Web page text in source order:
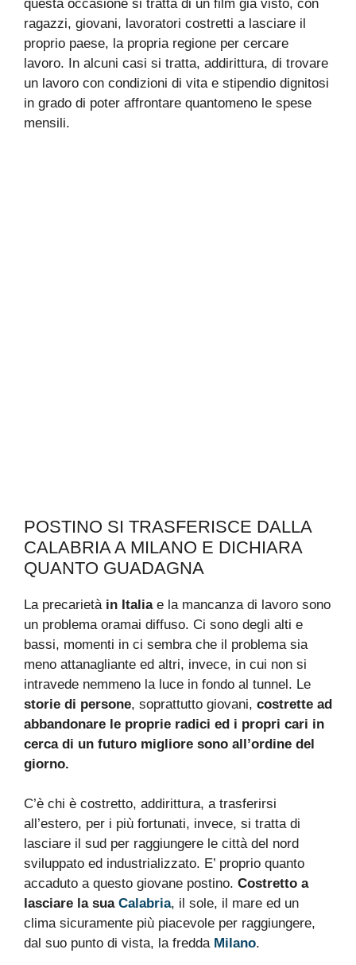
questa occasione si tratta di un film già visto, con
ragazzi, giovani, lavoratori costretti a lasciare il
proprio paese, la propria regione per cercare
lavoro. In alcuni casi si tratta, addirittura, di trovare
un lavoro con condizioni di vita e stipendio dignitosi
in grado di poter affrontare quantomeno le spese
mensili.
POSTINO SI TRASFERISCE DALLA
CALABRIA A MILANO E DICHIARA
QUANTO GUADAGNA
La precarietà in Italiae la mancanza di lavoro sono
un problema oramai diffuso. Ci sono degli alti e
bassi, momenti in ci sembra che il problema sia
meno attanagliante ed altri, invece, in cui non si
intravede nemmeno la luce in fondo al tunnel. Le
storie di persone, soprattutto giovani, costrette ad
abbandonare le proprie radici ed i propri cari in
cerca di un futuro migliore sono all’ordine del
giorno.
C’è chi è costretto, addirittura, a trasferirsi
all’estero, per i più fortunati, invece, si tratta di
lasciare il sud per raggiungere le città del nord
sviluppato ed industrializzato. E’ proprio quanto
accaduto a questo giovane postino. Costretto a
lasciare la sua Calabria, il sole, il mare ed un
clima sicuramente più piacevole per raggiungere,
dal suo punto di vista, la fredda Milano.